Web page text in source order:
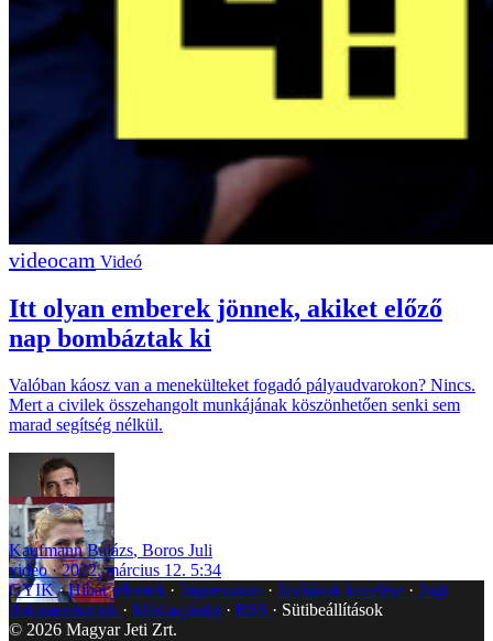
Videó
Itt olyan emberek jönnek, akiket előző
nap bombáztak ki
Valóban káosz van a menekülteket fogadó pályaudvarokon? Nincs.
Mert a civilek összehangolt munkájának köszönhetően senki sem
marad segítség nélkül.
Kaufmann Balázs, Boros Juli
video
2022. március 12. 5:34
GYIK Hibát jelentek Impresszum Javítások kezelése
Jogi
dokumentumok
Médiaajánlat RSS
Sütibeállítások
© 2026 Magyar Jeti Zrt.